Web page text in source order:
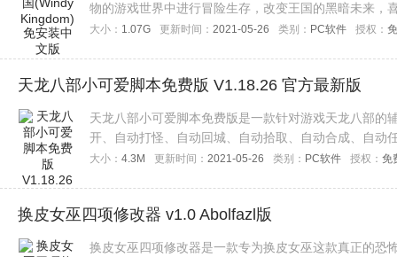
物的游戏世界中进行冒险生存，改变王国的黑暗未来，
大小： 1.07G 更新时间： 2021-05-26 类别： PC软件 授权：
天龙八部小可爱脚本免费版 V1.18.26 官方最新版
天龙八部小可爱脚本免费版是一款针对游戏天龙八部的
开、自动打怪、自动回城、自动拾取、自动合成、自动
大小： 4.3M 更新时间： 2021-05-26 类别： PC软件 授权： 免
换皮女巫四项修改器 v1.0 Abolfazl版
换皮女巫四项修改器是一款专为换皮女巫这款真正的恐